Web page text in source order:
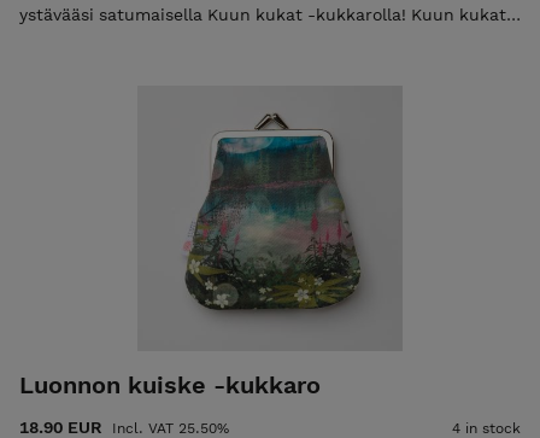
ystävääsi satumaisella Kuun kukat -kukkarolla! Kuun kukat -
tuovat arkeen ripauksen taikaa ja uusien maailmojen lumoa.
Kuvataiteilijana Jänö inspiroituu erityisesti arjen
yllätyksellisistä hetkistä: auringonlaskuista, ukkospilvistä,
ihmisistä ja metsän taiasta. Kuun kukat -kukkaron ostamalla
tuet Kiteen Tekstiilitehtaan toimintaa. Materiaali: Suomessa
painettu 100% puuvillakangas. Vuori: 100% puuvillakangas.
Kukkaron koko: 12 cm x 12 cm. Sangan leveys: 8 cm
Luonnon kuiske -kukkaro
18.90 EUR Incl. VAT 25.50% 4 in stock